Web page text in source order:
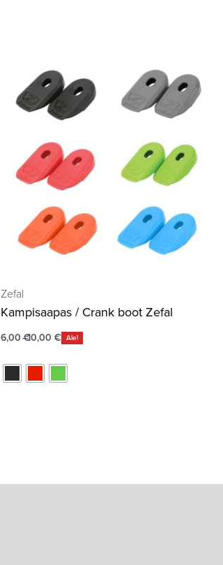
Zefal
Kampisaapas / Crank boot Zefal
6,00€10,00 € Ale!